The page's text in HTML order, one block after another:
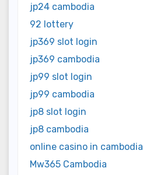
jp24 cambodia
92 lottery
jp369 slot login
jp369 cambodia
jp99 slot login
jp99 cambodia
jp8 slot login
jp8 cambodia
online casino in cambodia
Mw365 Cambodia